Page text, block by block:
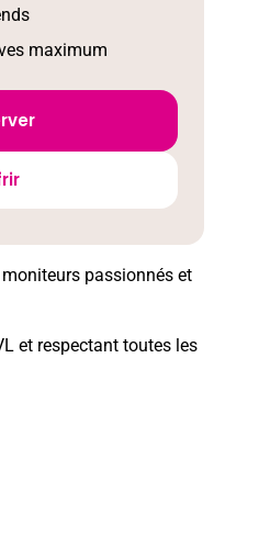
maximum
passionnés et
et respectant toutes les